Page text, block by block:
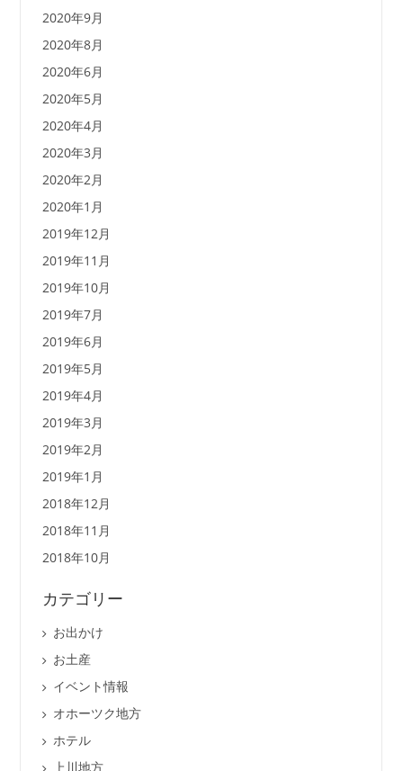
2020年9月
2020年8月
2020年6月
2020年5月
2020年4月
2020年3月
2020年2月
2020年1月
2019年12月
2019年11月
2019年10月
2019年7月
2019年6月
2019年5月
2019年4月
2019年3月
2019年2月
2019年1月
2018年12月
2018年11月
2018年10月
カテゴリー
お出かけ
お土産
イベント情報
オホーツク地方
ホテル
上川地方